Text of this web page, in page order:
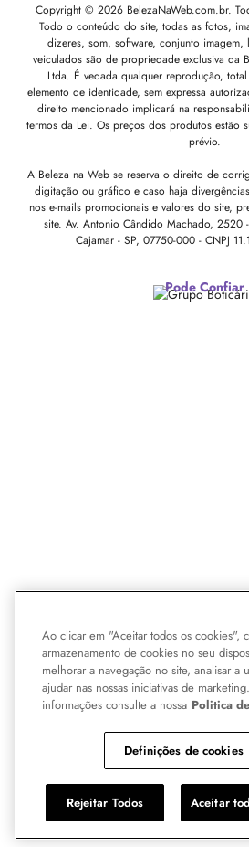
Copyright © 2026 BelezaNaWeb.com.br.
Todo o conteúdo do site, todas as fotos,
dizeres, som, software, conjunto
veiculados são de propriedade exclusiva da
Ltda. É vedada qualquer reprodução,
elemento de identidade, sem expressa
direito mencionado implicará na
termos da Lei. Os preços dos produtos estão
prévio.
A Beleza na Web se reserva o direito de
digitação ou gráfico e caso haja
nos e-mails promocionais e valores do site,
site. Av. Antonio Cândido Machado, 2520
Cajamar - SP, 07750-000 - CNPJ
Pode Confiar
Ao clicar em "Aceitar todos os cookies",
armazenamento de cookies no seu
melhorar a navegação no site, analisar a
ajudar nas nossas iniciativas de
informações consulte a nossa Politica
Definições de cookies
Rejeitar Todos Aceitar